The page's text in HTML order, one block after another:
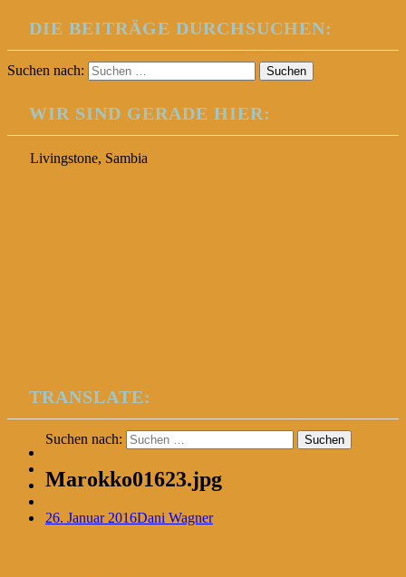
DIE BEITRÄGE DURCHSUCHEN:
Suchen nach:
WIR SIND GERADE HIER:
Livingstone, Sambia
TRANSLATE:
Suchen nach:
Marokko01623.jpg
26. Januar 2016Dani Wagner